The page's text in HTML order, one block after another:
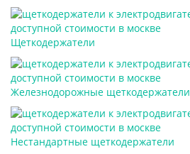
Щеткодержатели
Железнодорожные щеткодержатели
Нестандартные щеткодержатели